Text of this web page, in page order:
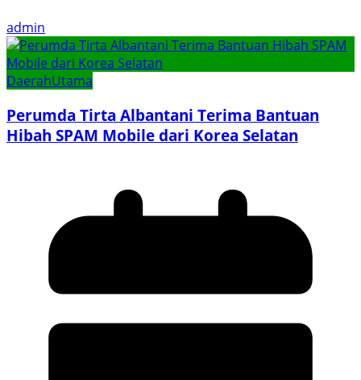
admin
DaerahUtama
Perumda Tirta Albantani Terima Bantuan
Hibah SPAM Mobile dari Korea Selatan